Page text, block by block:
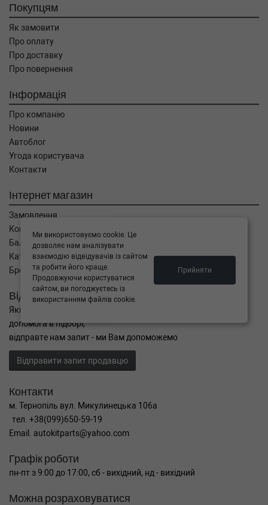
Покупцям
Як замовити
Про оплату
Про доставку
Про повернення
Інформація
Про компанію
Новини
Автоблог
Угода користувача
Контакти
Інтернет магазин
Замовлення
Кошик
Баланс
Каталог товарів
Бренди
Відправити запит
Якщо Ви не знайшли потрібні запчастини, або Вам потрібна
допомога в підборі,
відправте нам запит - ми Вам допоможемо
Відправити запит продавцю
Контакти
м. Тернопіль вул. Микулинецька 106а
тел. +38(099)650-59-19
Email. autokitparts@yahoo.com
Графік роботи
пн-пт з 9:00 до 17:00, сб - вихідний, нд - вихідний
Можна розраховуватися
Ми використовуємо cookie. Це
дозволяє нам аналізувати
взаємодію відвідувачів із сайтом
та робити його краще.
Продовжуючи користуватися
сайтом, ви погоджуєтесь із
використанням файлів cookie.
Прийняти